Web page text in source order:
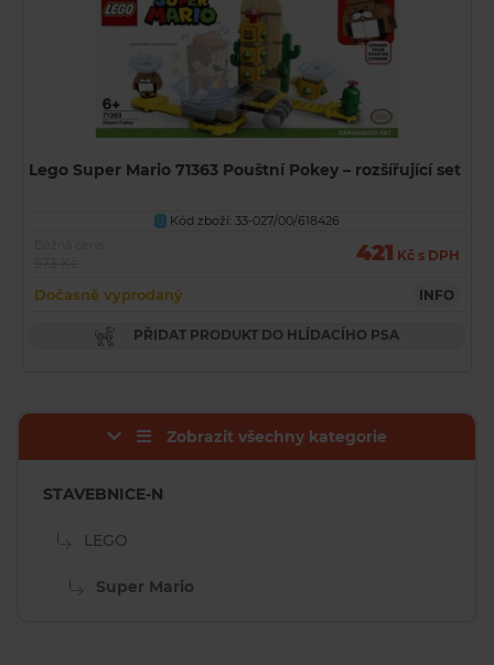
Lego Super Mario 71363 Pouštní Pokey – rozšířující set
U
Kód zboží: 33-027/00/618426
421 Kč s DPH
Dočasně vyprodaný INFO
PŘIDAT PRODUKT DO HLÍDACÍHO PSA
Zobrazit všechny kategorie
STAVEBNICE-N
LEGO
Super Mario